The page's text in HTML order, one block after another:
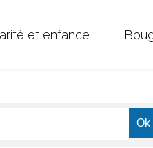
et enfance